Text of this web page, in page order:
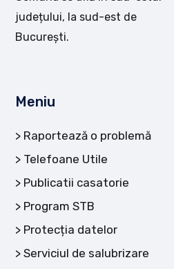
județului, la sud-est de
București.
Meniu
Raportează o problemă
Telefoane Utile
Publicatii casatorie
Program STB
Protecția datelor
Serviciul de salubrizare